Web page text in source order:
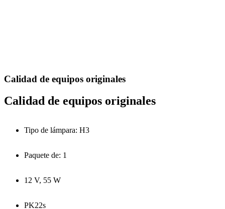
Calidad de equipos originales
Calidad de equipos originales
Tipo de lámpara: H3
Paquete de: 1
12 V, 55 W
PK22s